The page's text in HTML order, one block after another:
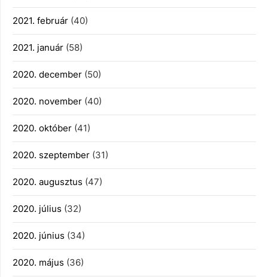
2021. február (40)
2021. január (58)
2020. december (50)
2020. november (40)
2020. október (41)
2020. szeptember (31)
2020. augusztus (47)
2020. július (32)
2020. június (34)
2020. május (36)